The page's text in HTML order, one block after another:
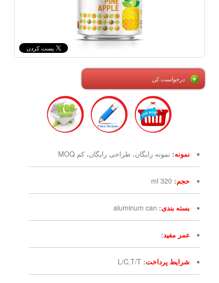
درخواست کن
نمونه: نمونه رایگان، طراحی رایگان، کم MOQ
حجم:
320 ml
بسته بندی:
aluminum can
عمر مفید:
شرایط پرداخت:
L/C,T/T